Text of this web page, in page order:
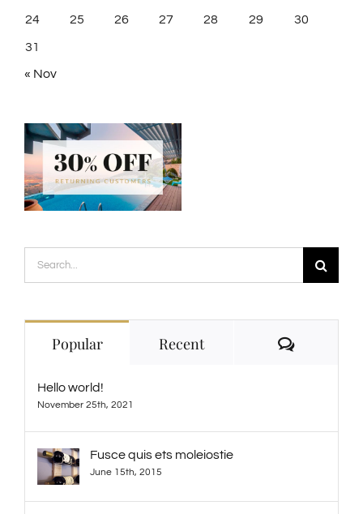
24 25 26 27 28 29 30
31
« Nov
Search
for:
Popular Recent
Hello world!
November 25th, 2021
Fusce quis ets moleiostie
June 15th, 2015